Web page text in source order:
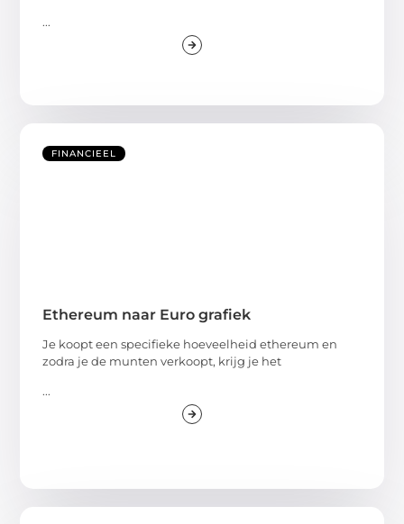
...
FINANCIEEL
Ethereum naar Euro grafiek
Je koopt een specifieke hoeveelheid ethereum en
zodra je de munten verkoopt, krijg je het
...